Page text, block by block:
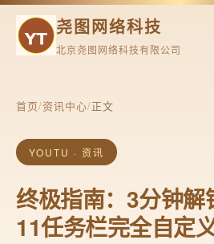
尧图网络科技
北京尧图网络科技有限公司
首页/资讯中心/正文
YOUTU · 资讯
终极指南：3分钟
11任务栏完全自定